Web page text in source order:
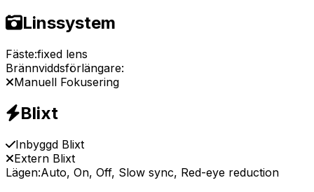
Linssystem
Fäste:fixed lens
Brännviddsförlängare:
Manuell Fokusering
Blixt
Inbyggd Blixt
Extern Blixt
Lägen:Auto, On, Off, Slow sync, Red-eye reduction